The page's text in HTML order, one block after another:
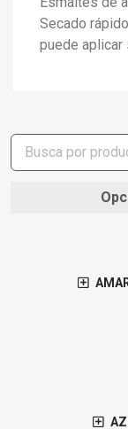
Secado
puede aplicar